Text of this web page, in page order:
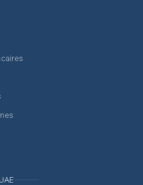
UAE